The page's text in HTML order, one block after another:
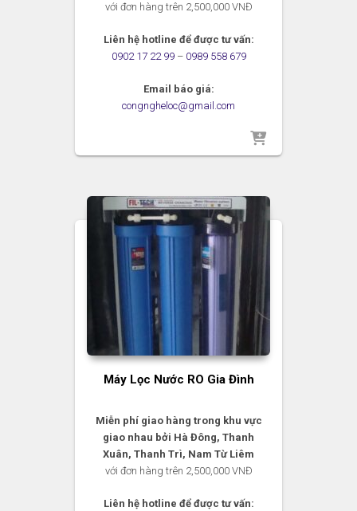
với đơn hàng trên 2,500,000 VNĐ
Liên hệ hotline để được tư vấn:
0902 17 22 99– 0989 558 679
Email báo giá:
congngheloc@gmail.com
Máy Lọc Nước RO Gia Đình
Miễn phí giao hàng trong khu vực
giao nhau bởi Hà Đông, Thanh
Xuân, Thanh Trì, Nam Từ Liêm
với đơn hàng trên 2,500,000 VNĐ
Liên hệ hotline để được tư vấn: